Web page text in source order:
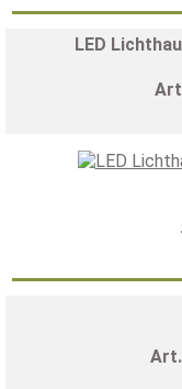
LED